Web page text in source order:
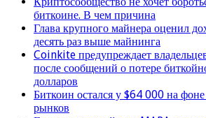
биткоине. В чем причина
Глава крупного майнера оценил
десять раз выше майнинга
Coinkite предупреждает
после сообщений о потере
долларов
Биткоин остался у $64 000 на фоне
рынков